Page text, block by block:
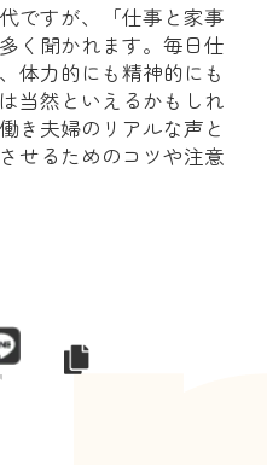
ですが、「仕事と家事
く聞かれます。毎日仕
体力的にも精神的にも
当然といえるかもしれ
き夫婦のリアルな声と
せるためのコツや注意